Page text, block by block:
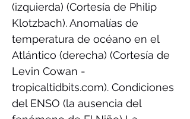
(izquierda) (Cortesía de Philip
Klotzbach). Anomalías de
temperatura de océano en el
Atlántico (derecha) (Cortesía de
Levin Cowan -
tropicaltidbits.com). Condiciones
del ENSO (la ausencia del